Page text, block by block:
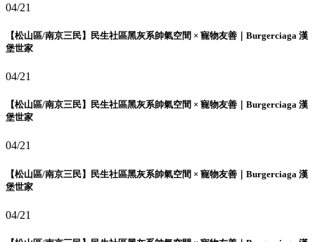
04/21
【松山區/南京三民】民生社區黑灰系帥氣空間 × 寵物友善｜Burgerciaga 漢
堡世家
04/21
【松山區/南京三民】民生社區黑灰系帥氣空間 × 寵物友善｜Burgerciaga 漢
堡世家
04/21
【松山區/南京三民】民生社區黑灰系帥氣空間 × 寵物友善｜Burgerciaga 漢
堡世家
04/21